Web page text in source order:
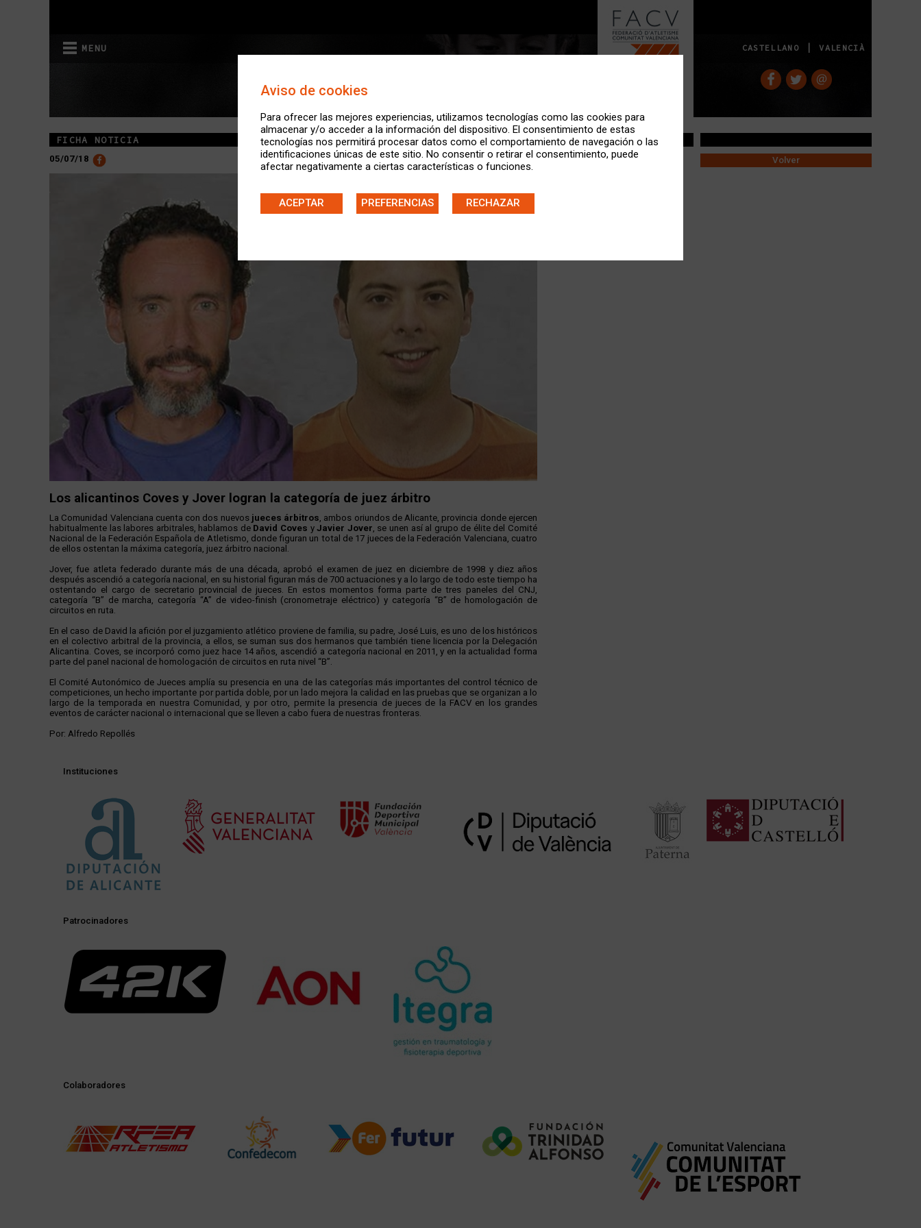
Aviso de cookies
Para ofrecer las mejores experiencias, utilizamos tecnologías como las cookies para
almacenar y/o acceder a la información del dispositivo. El consentimiento de estas
tecnologías nos permitirá procesar datos como el comportamiento de navegación o las
identificaciones únicas de este sitio. No consentir o retirar el consentimiento, puede
afectar negativamente a ciertas características o funciones.
ACEPTAR PREFERENCIAS RECHAZAR
MENU VALENCIÀ
|
CASTELLANO
FICHA NOTICIA
05/07/18
Los alicantinos Coves y Jover logran la categoría de juez árbitro
La Comunidad Valenciana cuenta con dos nuevos jueces árbitros, ambos oriundos de Alicante, provincia donde ejercen
habitualmente las labores arbitrales, hablamos de David Coves yJavier Jover, se unen así al grupo de élite del Comité
Nacional de la Federación Española de Atletismo, donde figuran un total de 17 jueces de la Federación Valenciana, cuatro
de ellos ostentan la máxima categoría, juez árbitro nacional.
Jover, fue atleta federado durante más de una década, aprobó el examen de juez en diciembre de 1998 y diez años
después ascendió a categoría nacional, en su historial figuran más de 700 actuaciones y a lo largo de todo este tiempo ha
ostentando el cargo de secretario provincial de jueces. En estos momentos forma parte de tres paneles del CNJ,
categoría “B” de marcha, categoría “A” de video-finish (cronometraje eléctrico) y categoría “B” de homologación de
circuitos en ruta.
En el caso de David la afición por el juzgamiento atlético proviene de familia, su padre, José Luis, es uno de los históricos
en el colectivo arbitral de la provincia, a ellos, se suman sus dos hermanos que también tiene licencia por la Delegación
Alicantina. Coves, se incorporó como juez hace 14 años, ascendió a categoría nacional en 2011, y en la actualidad forma
parte del panel nacional de homologación de circuitos en ruta nivel “B”.
El Comité Autonómico de Jueces amplía su presencia en una de las categorías más importantes del control técnico de
competiciones, un hecho importante por partida doble, por un lado mejora la calidad en las pruebas que se organizan a lo
largo de la temporada en nuestra Comunidad, y por otro, permite la presencia de jueces de la FACV en los grandes
eventos de carácter nacional o internacional que se lleven a cabo fuera de nuestras fronteras.
Por: Alfredo Repollés
Volver
Instituciones
Patrocinadores
Colaboradores